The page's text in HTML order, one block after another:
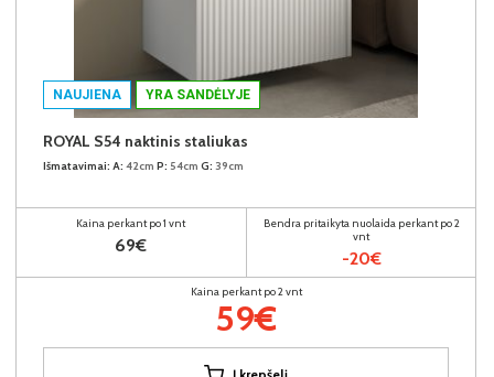
NAUJIENA YRA SANDĖLYJE
ROYAL S54 naktinis staliukas
Išmatavimai: A: 42cm P: 54cm G: 39cm
Kaina perkant po 1 vnt
69€
Bendra pritaikyta nuolaida perkant po 2
vnt
-20€
Kaina perkant po 2 vnt
59€